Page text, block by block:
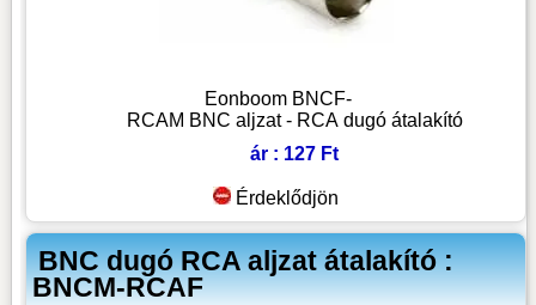
Eonboom BNCF-
RCAM BNC aljzat - RCA dugó átalakító
ár : 127 Ft
Érdeklődjön
BNC dugó RCA aljzat átalakító :
BNCM-RCAF